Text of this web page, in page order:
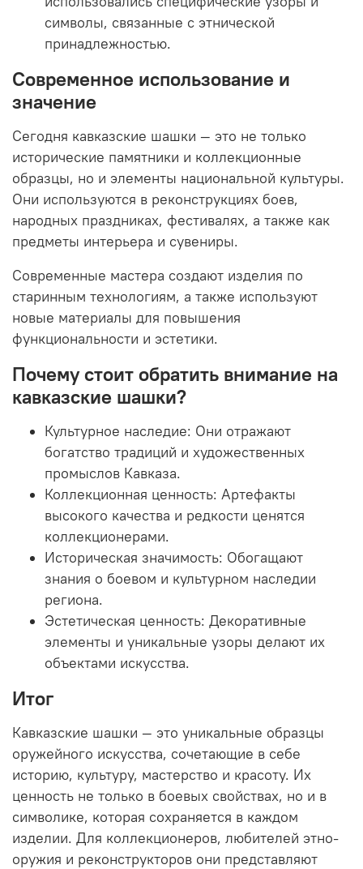
символы, связанные с этнической
принадлежностью.
Современное использование и
значение
Сегодня кавказские шашки — это не только
исторические памятники и коллекционные
образцы, но и элементы национальной культуры.
Они используются в реконструкциях боев,
народных праздниках, фестивалях, а также как
предметы интерьера и сувениры.
Современные мастера создают изделия по
старинным технологиям, а также используют
новые материалы для повышения
функциональности и эстетики.
Почему стоит обратить внимание на
кавказские шашки?
Культурное наследие: Они отражают
богатство традиций и художественных
промыслов Кавказа.
Коллекционная ценность: Артефакты
высокого качества и редкости ценятся
коллекционерами.
Историческая значимость: Обогащают
знания о боевом и культурном наследии
региона.
Эстетическая ценность: Декоративные
элементы и уникальные узоры делают их
объектами искусства.
Итог
Кавказские шашки — это уникальные образцы
оружейного искусства, сочетающие в себе
историю, культуру, мастерство и красоту. Их
ценность не только в боевых свойствах, но и в
символике, которая сохраняется в каждом
изделии. Для коллекционеров, любителей этно-
оружия и реконструкторов они представляют